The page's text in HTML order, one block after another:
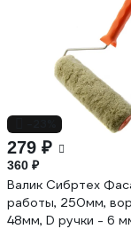
279 ₽
360 ₽
Валик Сибртех
работы, 250мм,
48мм, D ручки - 6